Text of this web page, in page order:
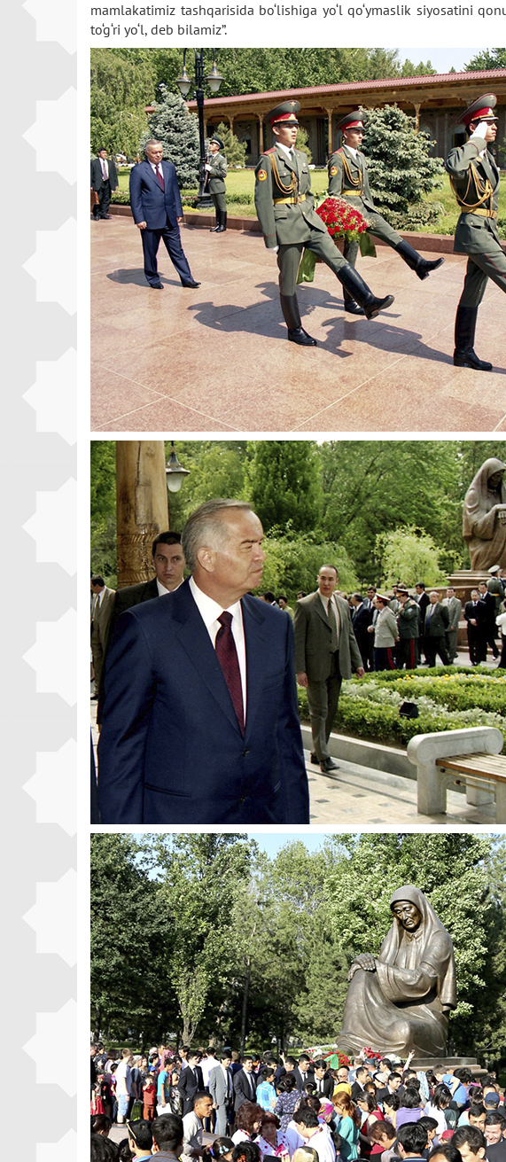
mamlakatimiz tashqarisida bo‘lishiga yo‘l qo‘ymaslik siyosatini
to‘g‘ri yo‘l, deb bilamiz”.